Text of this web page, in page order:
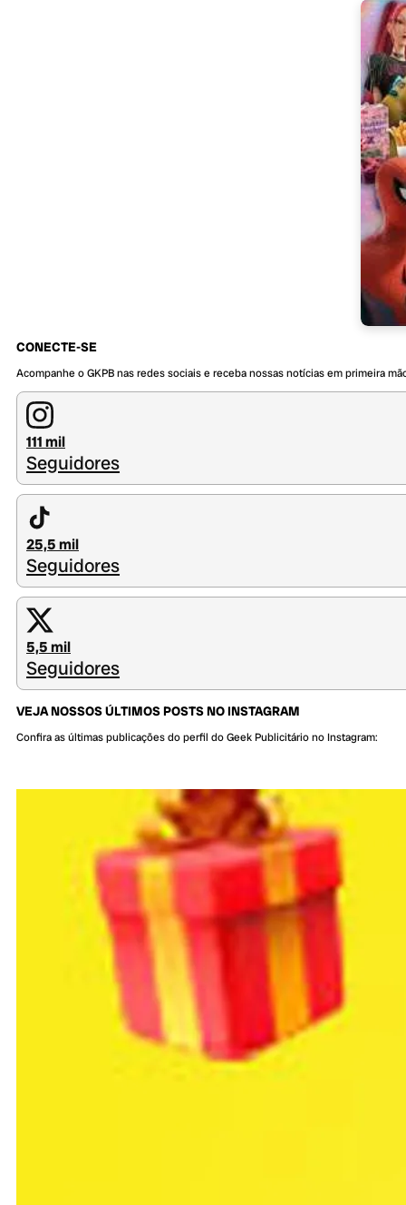
CONECTE-SE
Acompanhe o GKPB nas redes sociais e receba nossas notícias em primeira
111 mil
Seguidores
25,5 mil
Seguidores
5,5 mil
Seguidores
VEJA NOSSOS ÚLTIMOS POSTS NO INSTAGRAM
Confira as últimas publicações do perfil do Geek Publicitário no Instagram: